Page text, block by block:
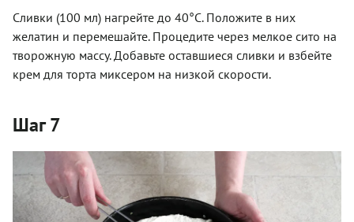
Сливки (100 мл) нагрейте до 40°C. Положите в них
желатин и перемешайте. Процедите через мелкое сито на
творожную массу. Добавьте оставшиеся сливки и взбейте
крем для торта миксером на низкой скорости.
Шаг 7